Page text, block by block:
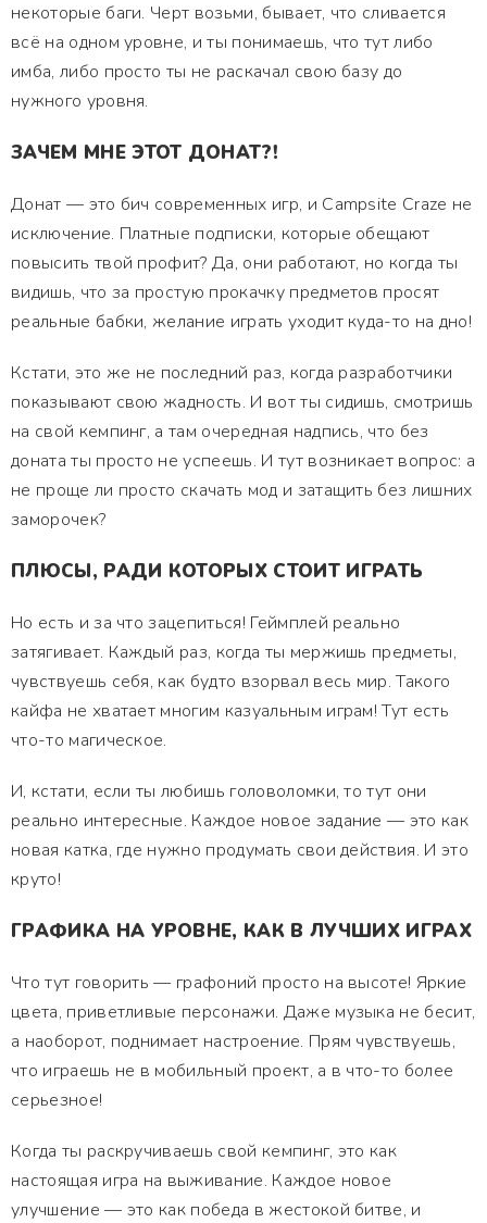
некоторые баги. Черт возьми, бывает, что сливается
всё на одном уровне, и ты понимаешь, что тут либо
имба, либо просто ты не раскачал свою базу до
нужного уровня.
ЗАЧЕМ МНЕ ЭТОТ ДОНАТ?!
Донат — это бич современных игр, и Campsite Craze не
исключение. Платные подписки, которые обещают
повысить твой профит? Да, они работают, но когда ты
видишь, что за простую прокачку предметов просят
реальные бабки, желание играть уходит куда-то на дно!
Кстати, это же не последний раз, когда разработчики
показывают свою жадность. И вот ты сидишь, смотришь
на свой кемпинг, а там очередная надпись, что без
доната ты просто не успеешь. И тут возникает вопрос: а
не проще ли просто скачать мод и затащить без лишних
заморочек?
ПЛЮСЫ, РАДИ КОТОРЫХ СТОИТ ИГРАТЬ
Но есть и за что зацепиться! Геймплей реально
затягивает. Каждый раз, когда ты мержишь предметы,
чувствуешь себя, как будто взорвал весь мир. Такого
кайфа не хватает многим казуальным играм! Тут есть
что-то магическое.
И, кстати, если ты любишь головоломки, то тут они
реально интересные. Каждое новое задание — это как
новая катка, где нужно продумать свои действия. И это
круто!
ГРАФИКА НА УРОВНЕ, КАК В ЛУЧШИХ ИГРАХ
Что тут говорить — графоний просто на высоте! Яркие
цвета, приветливые персонажи. Даже музыка не бесит,
а наоборот, поднимает настроение. Прям чувствуешь,
что играешь не в мобильный проект, а в что-то более
серьезное!
Когда ты раскручиваешь свой кемпинг, это как
настоящая игра на выживание. Каждое новое
улучшение — это как победа в жестокой битве, и